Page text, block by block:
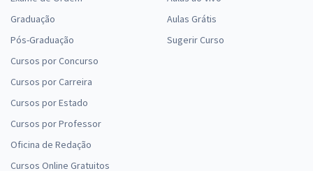
Graduação
Pós-Graduação
Cursos por Concurso
Cursos por Carreira
Cursos por Estado
Cursos por Professor
Oficina de Redação
Cursos Online Gratuitos
Aulas Grátis
Sugerir Curso